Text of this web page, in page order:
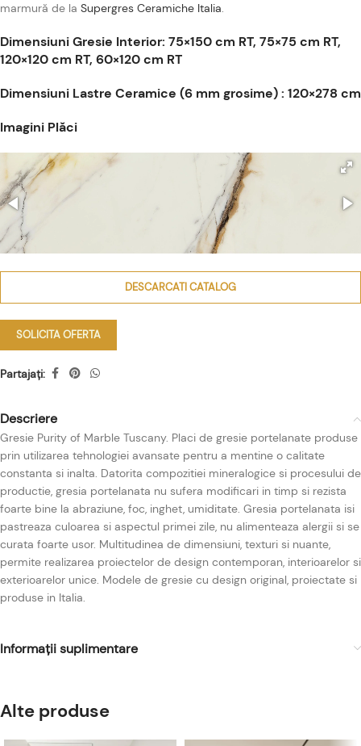
marmură de la Supergres Ceramiche Italia.
Dimensiuni Gresie Interior: 75×150 cm RT, 75×75 cm RT,
120×120 cm RT, 60×120 cm RT
Dimensiuni Lastre Ceramice (6 mm grosime) : 120×278 cm
Imagini Plăci
DESCARCATI CATALOG
SOLICITA OFERTA
Partajați:
Descriere
Gresie Purity of Marble Tuscany. Placi de gresie portelanate produse
prin utilizarea tehnologiei avansate pentru a mentine o calitate
constanta si inalta. Datorita compozitiei mineralogice si procesului de
productie, gresia portelanata nu sufera modificari in timp si rezista
foarte bine la abraziune, foc, inghet, umiditate. Gresia portelanata isi
pastreaza culoarea si aspectul primei zile, nu alimenteaza alergii si se
curata foarte usor. Multitudinea de dimensiuni, texturi si nuante,
permite realizarea proiectelor de design contemporan, interioarelor si
exterioarelor unice. Modele de gresie cu design original, proiectate si
produse in Italia.
Informații suplimentare
Alte produse